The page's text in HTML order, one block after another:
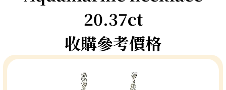
20.37ct
收購參考價格